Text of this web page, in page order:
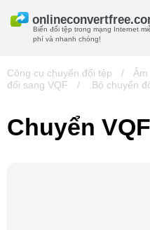
Biến đổi tệp trong mạng Internet
phí và nhanh chóng!
Công cụ chuyển đổi tệp /
đổi sang VQF
/ .Bộ chuyển
Chuyển